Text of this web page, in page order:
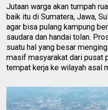
Jutaan warga akan tumpah
baik itu di Sumatera, Jawa,
agar bisa pulang kampung
saudara dan handai tolan.
suatu hal yang besar
masif masyarakat dari pusat
tempat kerja ke wilayah asal